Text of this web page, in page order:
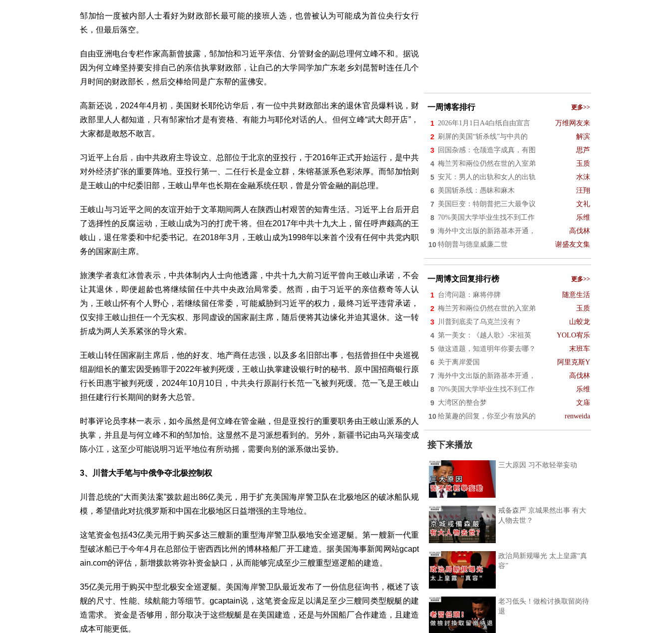
邹加怡一度被内部人士看好为财政部长最可能的接班人选，也曾被认为可能成为首位央行女行
长，但最后落空。
自由亚洲电台专栏作家高新曾披露，邹加怡和习近平亲信、分管财金的副总理何立峰不和。据说
因为何立峰坚持要安排自己的亲信执掌财政部，让自己的大学同学加广东老乡刘昆暂时连任几个
月时间的财政部长，然后交棒给同是广东帮的蓝佛安。
高新还说，2024年4月初，美国财长耶伦访华后，有一位中共财政部出来的退休官员爆料说，财
政部里人人都知道，只有邹家怡才是有资格、有能力与耶伦对话的人。但何立峰“武大郎开店”，
大家都是敢怒不敢言。
习近平上台后，由中共政府主导设立、总部位于北京的亚投行，于2016年正式开始运行，是中共
对外经济扩张的重要阵地。亚投行第一、二任行长是金立群，朱镕基派系色彩浓厚。而邹加怡则
是王岐山的中纪委旧部，王岐山早年也长期在金融系统任职，曾是分管金融的副总理。
王岐山与习近平之间的友谊开始于文革期间两人在陕西山村艰苦的知青生活。习近平上台后开启
了选择性的反腐运动，王岐山成为习的打虎干将。但在2017年中共十九大上，留任呼声颇高的王
岐山，退任常委和中纪委书记。在2018年3月，王岐山成为1998年以来首个没有任何中共党内职
务的国家副主席。
旅澳学者袁红冰曾表示，中共体制内人士向他透露，中共十九大前习近平曾向王岐山承诺，不会
让其退休，即便超龄也将继续留任中共中央政治局常委。然而，由于习近平的亲信蔡奇等人认
为，王岐山怀有个人野心，若继续留任常委，可能威胁到习近平的权力，最终习近平违背承诺，
仅安排王岐山担任一个无实权、形同虚设的国家副主席，随后便将其边缘化并迫其退休。这一转
折成为两人关系紧张的导火索。
王岐山转任国家副主席后，他的好友、地产商任志强，以及多名旧部出事，包括曾担任中央巡视
组副组长的董宏因受贿罪于2022年被判死缓，王岐山执掌建设银行时的秘书、原中国招商银行原
行长田惠宇被判死缓，2024年10月10日，中共央行原副行长范一飞被判死缓。范一飞是王岐山
担任建行行长期间的财务大总管。
时事评论员李林一表示，如今虽然是何立峰在管金融，但是亚投行的重要职务由王岐山派系的人
执掌，并且是与何立峰不和的邹加怡。这显然不是习派想看到的。另外，新疆书记由马兴瑞变成
陈小江，这至少可能说明习近平地位有所动摇，需要向别的派系做出妥协。
3、川普大手笔与中俄争夺北极控制权
川普总统的“大而美法案”拨款超出86亿美元，用于扩充美国海岸警卫队在北极地区的破冰船队规
模，希望借此对抗俄罗斯和中国在北极地区日益增强的主导地位。
这笔资金包括43亿美元用于购买多达三艘新的重型海岸警卫队极地安全巡逻艇。第一艘新一代重
型破冰船已于今年4月在总部位于密西西比州的博林格船厂开工建造。据美国海事新闻网站gcapt
ain.com的评估，新增拨款将弥补资金缺口，从而能够完成至少三艘重型巡逻船的建造。
35亿美元用于购买中型北极安全巡逻艇。美国海岸警卫队最近发布了一份信息征询书，概述了该
舰的尺寸、性能、续航能力等细节。gcaptain说，这笔资金应足以满足至少三艘同类型舰艇的建
造需求。 资金是否够用，部分取决于这些舰艇是在美国建造，还是与外国船厂合作建造，且建造
成本可能更低。
一周博客排行 更多>>
1 2026年1月1日A4白纸自由宣言 万维网友来
2 刷屏的美国“斩杀线”与中共的 解滨
3 回国杂感：仓颉造字成真，有图 思芦
4 梅兰芳和兩位仍然在世的入室弟 玉质
5 安芃：男人的出轨和女人的出轨 水沫
6 美国斩杀线：愚昧和麻木 汪翔
7 美国巨变：特朗普把三大最争议 文礼
8 70%美国大学毕业生找不到工作 乐维
9 海外中文出版的新路基本开通， 高伐林
10 特朗普与德皇威廉二世 谢盛友文集
一周博文回复排行榜 更多>>
1 台湾问题：麻将停牌 随意生活
2 梅兰芳和兩位仍然在世的入室弟 玉质
3 川普到底卖了乌克兰没有？ 山蛟龙
4 第一美女：《越人歌》-宋祖英 YOLO宥乐
5 做这道题，知道明年你要去哪？ 末班车
6 关于离岸爱国 阿里克斯Y
7 海外中文出版的新路基本开通， 高伐林
8 70%美国大学毕业生找不到工作 乐维
9 大湾区的整合梦 文庙
10 给菓趣的回复，你至少有放风的 renweida
接下来播放
三大原因 习不敢轻举妄动
戒备森严 京城果然出事 有大
人物去世？
政治局新规曝光 太上皇露“真
容”
老习低头！做检讨换取留岗待
退